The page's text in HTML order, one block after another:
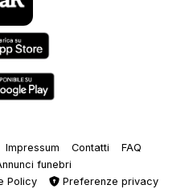
Impressum Contatti
FAQ
funebri
Policy Preferenze privacy